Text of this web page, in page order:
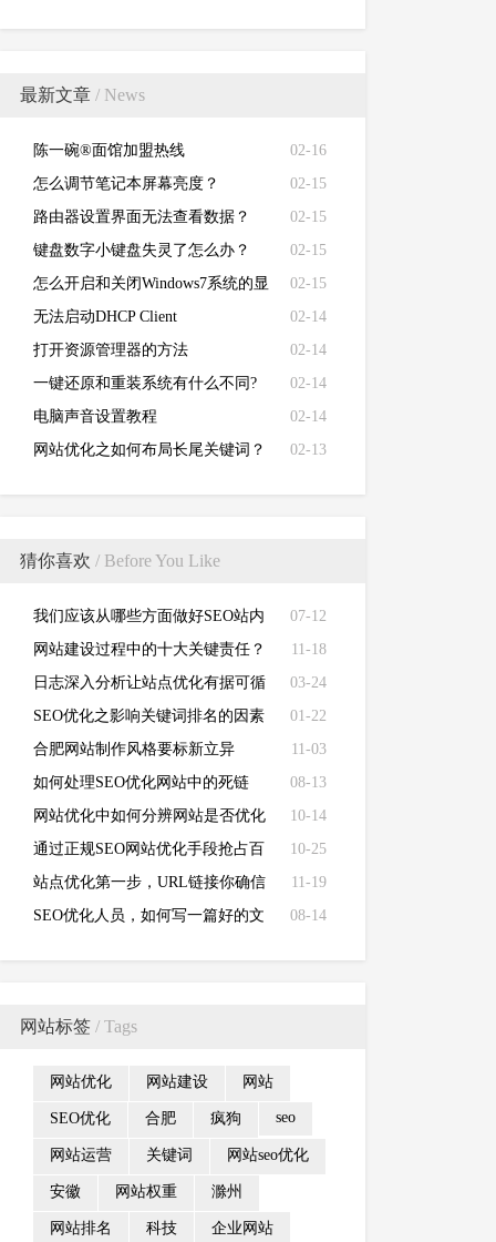
最新文章 / News
02-16
陈一碗®面馆加盟热线
02-15
怎么调节笔记本屏幕亮度？
02-15
路由器设置界面无法查看数据？
02-15
键盘数字小键盘失灵了怎么办？
02-15
怎么开启和关闭Windows7系统的显
卡硬件加速功能
02-14
无法启动DHCP Client
02-14
打开资源管理器的方法
02-14
一键还原和重装系统有什么不同?
02-14
电脑声音设置教程
02-13
网站优化之如何布局长尾关键词？
猜你喜欢 / Before You Like
07-12
我们应该从哪些方面做好SEO站内
优化？
11-18
网站建设过程中的十大关键责任？
03-24
日志深入分析让站点优化有据可循
01-22
SEO优化之影响关键词排名的因素
11-03
合肥网站制作风格要标新立异
08-13
如何处理SEO优化网站中的死链
接？
10-14
网站优化中如何分辨网站是否优化
过度？
10-25
通过正规SEO网站优化手段抢占百
度关键词排名！
11-19
站点优化第一步，URL链接你确信
做对了吗？
08-14
SEO优化人员，如何写一篇好的文
网站标签 / Tags
网站优化 网站建设 网站
SEO优化 合肥 疯狗 seo
网站运营 关键词 网站seo优化
安徽 网站权重 滁州
网站排名 科技 企业网站